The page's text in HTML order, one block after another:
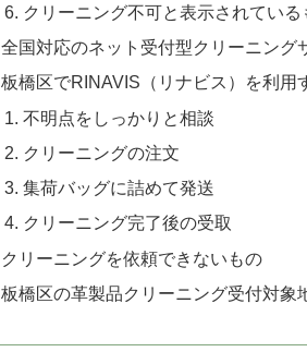
クリーニング不可と表示されている
全国対応のネット受付型クリーニング
板橋区でRINAVIS（リナビス）を利用
不明点をしっかりと相談
クリーニングの注文
集荷バッグに詰めて発送
クリーニング完了後の受取
クリーニングを依頼できないもの
板橋区の革製品クリーニング受付対象